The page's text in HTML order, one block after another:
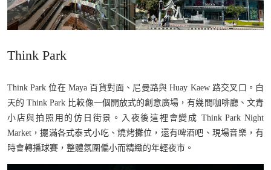
Think Park
Think Park 位在 Maya 百貨對面、尼曼路與 Huay Kaew 路交叉口。白
天的 Think Park 比較像一個開放式的創意廣場，有幾間咖啡廳、文青
小店與拍照用的仿日街景。入夜後這裡會變成 Think Park Night
Market，擺滿各式泰式小吃、燒烤攤位，還有啤酒吧、現場音樂，有
時會轉播球賽，整體氛圍偏小而精緻的年輕夜市。